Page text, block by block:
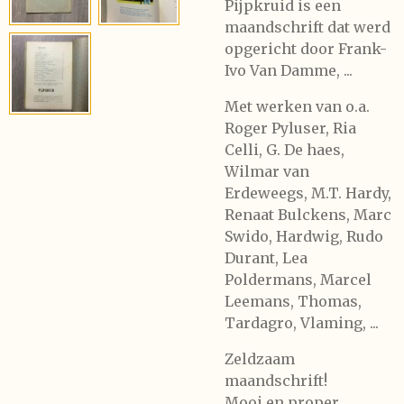
Pijpkruid is een
maandschrift dat werd
opgericht door Frank-
Ivo Van Damme, ...
Met werken van o.a.
Roger Pyluser, Ria
Celli, G. De haes,
Wilmar van
Erdeweegs, M.T. Hardy,
Renaat Bulckens, Marc
Swido, Hardwig, Rudo
Durant, Lea
Poldermans, Marcel
Leemans, Thomas,
Tardagro, Vlaming, ...
Zeldzaam
maandschrift!